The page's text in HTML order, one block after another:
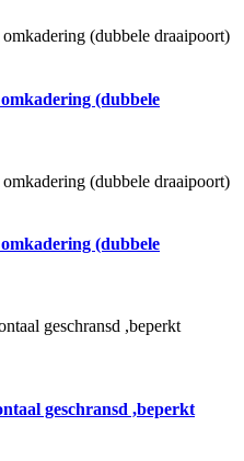
(dubbele
(dubbele
geschransd ,beperkt